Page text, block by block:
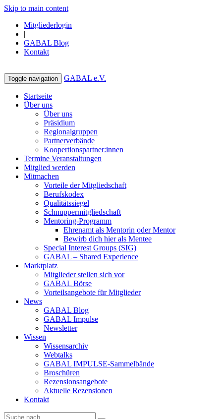
Skip to main content
Mitgliederlogin
|
GABAL Blog
Kontakt
Toggle navigation GABAL e.V.
Startseite
Über uns
Über uns
Präsidium
Regionalgruppen
Partnerverbände
Koopertionspartner:innen
Termine Veranstaltungen
Mitglied werden
Mitmachen
Vorteile der Mitgliedschaft
Berufskodex
Qualitätssiegel
Schnuppermitgliedschaft
Mentoring-Programm
Ehrenamt als Mentorin oder Mentor
Bewirb dich hier als Mentee
Special Interest Groups (SIG)
GABAL – Shared Experience
Marktplatz
Mitglieder stellen sich vor
GABAL Börse
Vorteilsangebote für Mitglieder
News
GABAL Blog
GABAL Impulse
Newsletter
Wissen
Wissensarchiv
Webtalks
GABAL IMPULSE-Sammelbände
Broschüren
Rezensionsangebote
Aktuelle Rezensionen
Kontakt